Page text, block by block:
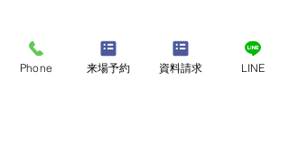
Phone 来場予約 資料請求 LINE